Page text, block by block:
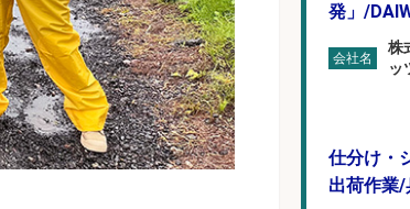
発」/
会社名
株
ッ
仕分け・
出荷作業